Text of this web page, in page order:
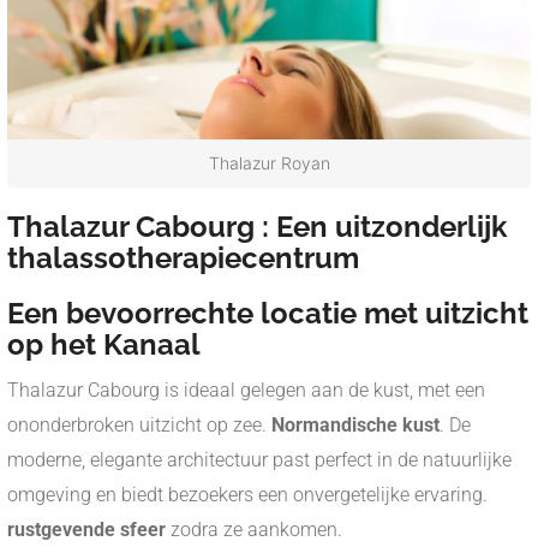
Thalazur Royan
Thalazur Cabourg : Een uitzonderlijk
thalassotherapiecentrum
Een bevoorrechte locatie met uitzicht
op het Kanaal
Thalazur Cabourg is ideaal gelegen aan de kust, met een
ononderbroken uitzicht op zee. Normandische kust. De
moderne, elegante architectuur past perfect in de natuurlijke
omgeving en biedt bezoekers een onvergetelijke ervaring.
rustgevende sfeer zodra ze aankomen.